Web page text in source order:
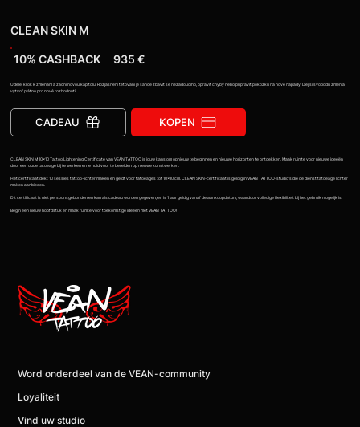
CLEAN SKIN M
10% СASHBACK 935 €
Udělej krok k změnám a začni novou kapitolu! Rozjasnění tetování je šance zbavit se nežádoucího, opravit chyby nebo připravit pokožku na nové nápady. Dej si svobodu změn a
vytvoř plátno pro nové rozhodnutí!
CADEAU KOPEN
CLEAN SKIN M 10x10 Tattoo Lightening Certificate van VEAN TATTOO is jouw kans om opnieuw te beginnen en nieuwe horizonten te ontdekken. Maak ruimte voor nieuwe ideeën
door een oude tatoeage bij te werken en je huid voor te bereiden op nieuwe kunstwerken.
Het certificaat dekt 10 sessies tattoo-lichter maken en geldt voor tatoeages tot 10x10 cm. CLEAN SKIN-certificaat is geldig in VEAN TATTOO-studio's die de dienst tatoeage lichter
maken aanbieden.
Dit certificaat is niet persoonsgebonden en kan als cadeau worden gegeven, en is 1 jaar geldig vanaf de aankoopdatum, waardoor volledige flexibiliteit bij het gebruik mogelijk is.
Begin een nieuw hoofdstuk en maak ruimte voor toekomstige ideeën met VEAN TATTOO!
Word onderdeel van de VEAN-community
Loyaliteit
Vind uw studio